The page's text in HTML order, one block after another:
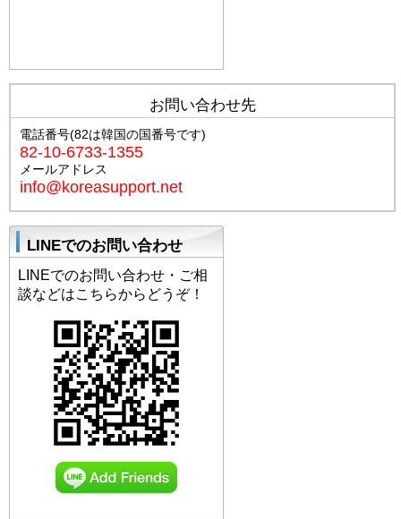
お問い合わせ先
電話番号(82は韓国の国番号です)
82-10-6733-1355
メールアドレス
info@koreasupport.net
LINEでのお問い合わせ
LINEでのお問い合わせ・ご相
談などはこちらからどうぞ！